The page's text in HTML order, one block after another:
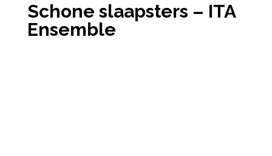
Schone slaapsters – ITA
Ensemble